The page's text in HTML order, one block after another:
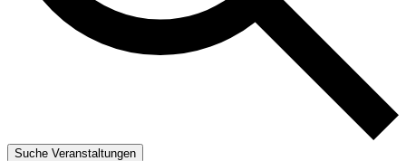
Suche Veranstaltungen